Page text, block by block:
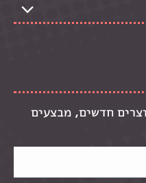
חדשים, מבצעים